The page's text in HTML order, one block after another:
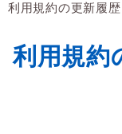
利用規約の更新履歴
利用規約